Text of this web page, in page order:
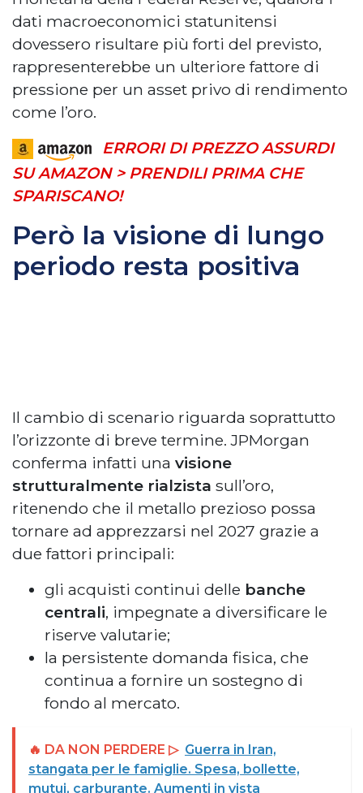
dati macroeconomici statunitensi
dovessero risultare più forti del previsto,
rappresenterebbe un ulteriore fattore di
pressione per un asset privo di rendimento
come l’oro.
ERRORI DI PREZZO ASSURDI
SU AMAZON > PRENDILI PRIMA CHE
SPARISCANO!
Però la visione di lungo
periodo resta positiva
Il cambio di scenario riguarda soprattutto
l’orizzonte di breve termine. JPMorgan
conferma infatti una visione
strutturalmente rialzista sull’oro,
ritenendo che il metallo prezioso possa
tornare ad apprezzarsi nel 2027 grazie a
due fattori principali:
gli acquisti continui delle banche
centrali, impegnate a diversificare le
riserve valutarie;
la persistente domanda fisica, che
continua a fornire un sostegno di
fondo al mercato.
🔥 DA NON PERDERE ▷ Guerra in Iran,
stangata per le famiglie. Spesa, bollette,
mutui, carburante. Aumenti in vista